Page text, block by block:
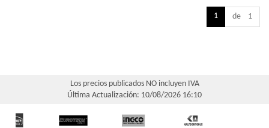
1 de 1
Los precios publicados NO incluyen IVA
Última Actualización: 10/08/2026 16:10